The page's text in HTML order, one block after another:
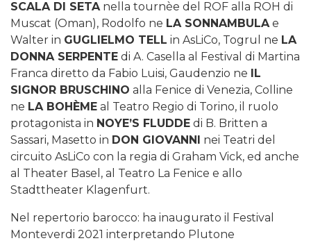
SCALA DI SETA nella tournèe del ROF alla ROH di
Muscat (Oman), Rodolfo ne LA SONNAMBULA e
Walter in GUGLIELMO TELL in AsLiCo, Togrul ne LA
DONNA SERPENTE di A. Casella al Festival di Martina
Franca diretto da Fabio Luisi, Gaudenzio ne IL
SIGNOR BRUSCHINO alla Fenice di Venezia, Colline
ne LA BOHÈME al Teatro Regio di Torino, il ruolo
protagonista in NOYE’S FLUDDE di B. Britten a
Sassari, Masetto in DON GIOVANNI nei Teatri del
circuito AsLiCo con la regia di Graham Vick, ed anche
al Theater Basel, al Teatro La Fenice e allo
Stadttheater Klagenfurt.
Nel repertorio barocco: ha inaugurato il Festival
Monteverdi 2021 interpretando Plutone